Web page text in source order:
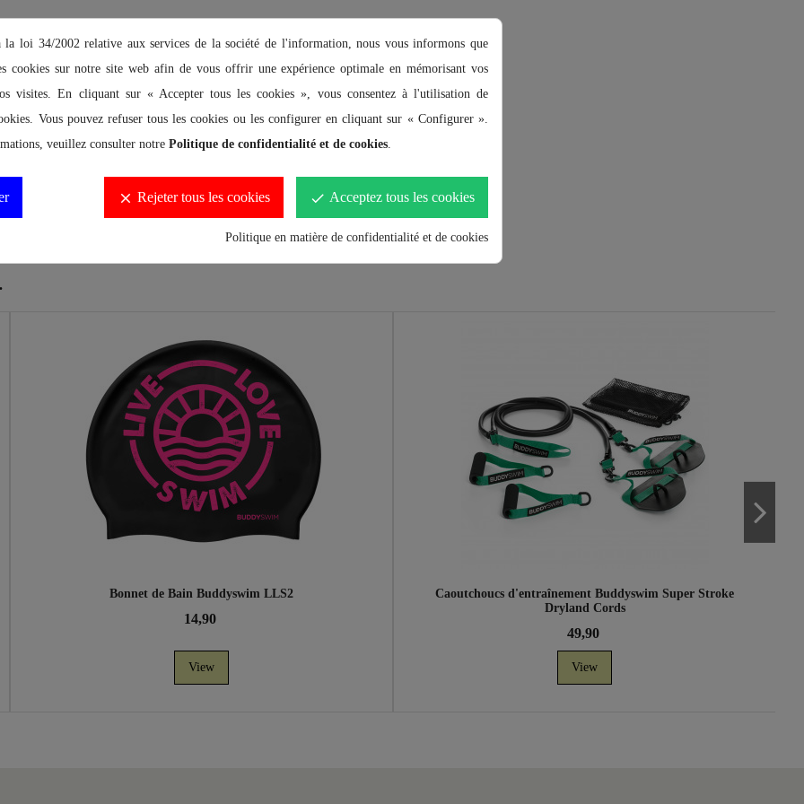
Bonnet de Bain Buddyswim LLS2
14,90
View
Caoutchoucs d'entraînement Buddyswim Super Stroke
Dryland Cords
49,90
View
la loi 34/2002 relative aux services de la société de l'information, nous vous informons que
cookies sur notre site web afin de vous offrir une expérience optimale en mémorisant vos
visites. En cliquant sur « Accepter tous les cookies », vous consentez à l'utilisation de
Vous pouvez refuser tous les cookies ou les configurer en cliquant sur « Configurer ».
veuillez consulter notre Politique de confidentialité et de cookies.
done Acceptez tous les cookies
clear Rejeter tous les cookies
Politique en matière de confidentialité et de cookies